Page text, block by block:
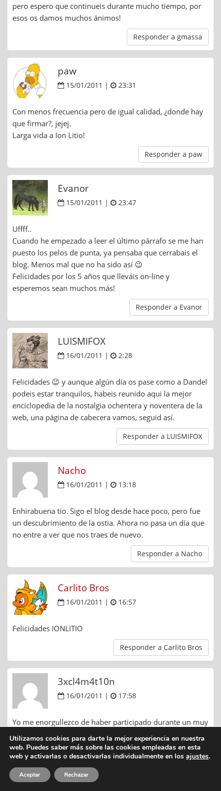
pero espero que continueis durante mucho tiempo, por
esos os damos muchos ánimos!
Responder a gmassa
paw
15/01/2011 | 23:31
Con menos frecuencia pero de igual calidad, ¿donde hay
que firmar?, jejej.
Larga vida a Ion Litio!
Responder a paw
Evanor
15/01/2011 | 23:47
Uffff..
Cuando he empezado a leer el último párrafo se me han
puesto los pelos de punta, ya pensaba que cerrabais el
blog. Menos mal que no ha sido así 😉
Felicidades por los 5 años que lleváis on-line y
esperemos sean muchos más!
Responder a Evanor
LUISMIFOX
16/01/2011 | 2:28
Felicidades 😉 y aunque algún día os pase como a Dandel
podeis estar tranquilos, habeis reunido aqui la mejor
enciclopedia de la nostalgia ochentera y noventera de la
web, una página de cabecera vamos, seguid así.
Responder a LUISMIFOX
Nacho
16/01/2011 | 13:18
Enhirabuena tio. Sigo el blog desde hace poco, pero fue
un descubrimiento de la ostia. Ahora no pasa un día que
no entre a ver que nos traes de nuevo.
Responder a Nacho
Carlito Bros
16/01/2011 | 16:57
Felicidades IONLITIO
Responder a Carlito Bros
3xcl4m4t10n
16/01/2011 | 17:58
Yo me enorgullezco de haber participado durante un muy
corto periodo a esta santa casa.
Mi mas sincera enhorabuena y espero ser capaz de hacer
algo parecido ahora que empiezo mi periplo blogueril por
mi cuenta.
Utilizamos cookies para darte la mejor experiencia en nuestra
web. Puedes saber más sobre las cookies empleadas en esta
web y activarlas o desactivarlas individualmente en los ajustes.
Aceptar Rechazar